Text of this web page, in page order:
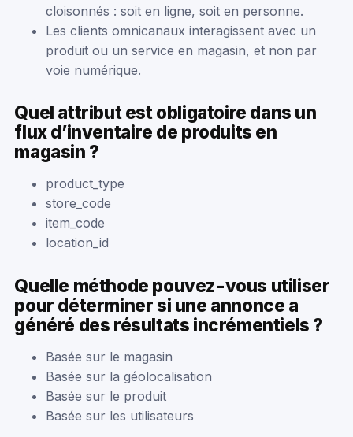
cloisonnés : soit en ligne, soit en personne.
Les clients omnicanaux interagissent avec un
produit ou un service en magasin, et non par
voie numérique.
Quel attribut est obligatoire dans un
flux d’inventaire de produits en
magasin ?
product_type
store_code
item_code
location_id
Quelle méthode pouvez-vous utiliser
pour déterminer si une annonce a
généré des résultats incrémentiels ?
Basée sur le magasin
Basée sur la géolocalisation
Basée sur le produit
Basée sur les utilisateurs